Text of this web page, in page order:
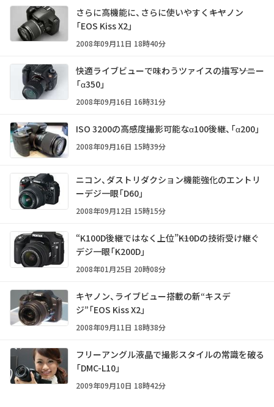
さらに高機能に、さらに使いやすく――キヤノン
「EOS Kiss X2」
2008年09月11日 18時40分
快適ライブビューで味わうツァイスの描写――ソニー
「α350」
2008年09月16日 16時31分
ISO 3200の高感度撮影可能なα100後継、「α200」
2008年09月16日 15時39分
ニコン、ダストリダクション機能強化のエントリ
ーデジ一眼「D60」
2008年09月12日 15時15分
“K100D後継ではなく上位”――K10Dの技術受け継ぐ
デジ一眼「K200D」
2008年01月25日 20時08分
キヤノン、ライブビュー搭載の新“キスデ
ジ”「EOS Kiss X2」
2008年09月11日 18時38分
フリーアングル液晶で撮影スタイルの常識を破る
「DMC-L10」
2009年09月10日 18時42分